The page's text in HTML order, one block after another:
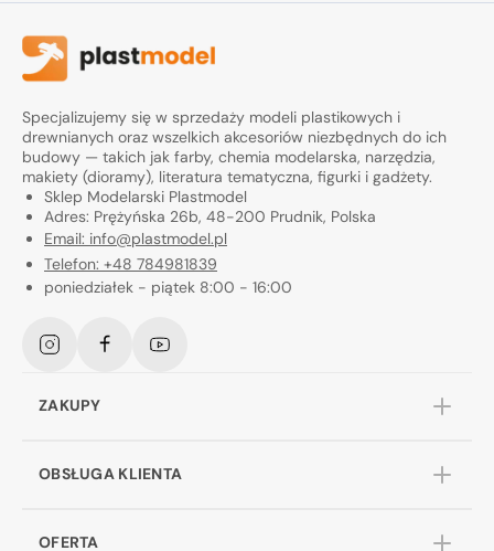
Specjalizujemy się w sprzedaży modeli plastikowych i
drewnianych oraz wszelkich akcesoriów niezbędnych do ich
budowy — takich jak farby, chemia modelarska, narzędzia,
makiety (dioramy), literatura tematyczna, figurki i gadżety.
Sklep Modelarski Plastmodel
Adres: Prężyńska 26b, 48-200 Prudnik, Polska
Email: info@plastmodel.pl
Telefon: +48 784981839
poniedziałek - piątek 8:00 - 16:00
InstagramFacebookYouTube
ZAKUPY
OBSŁUGA KLIENTA
OFERTA